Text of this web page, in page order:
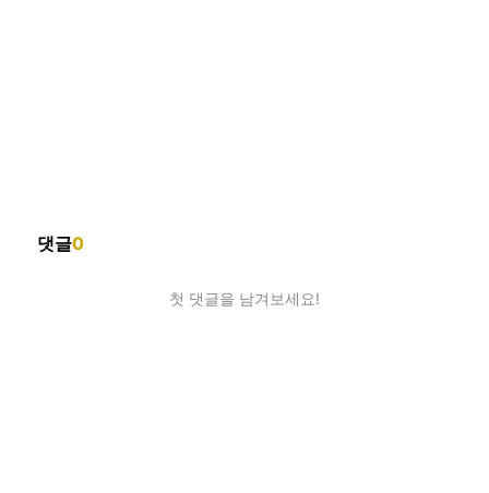
댓글0
첫 댓글을 남겨보세요!